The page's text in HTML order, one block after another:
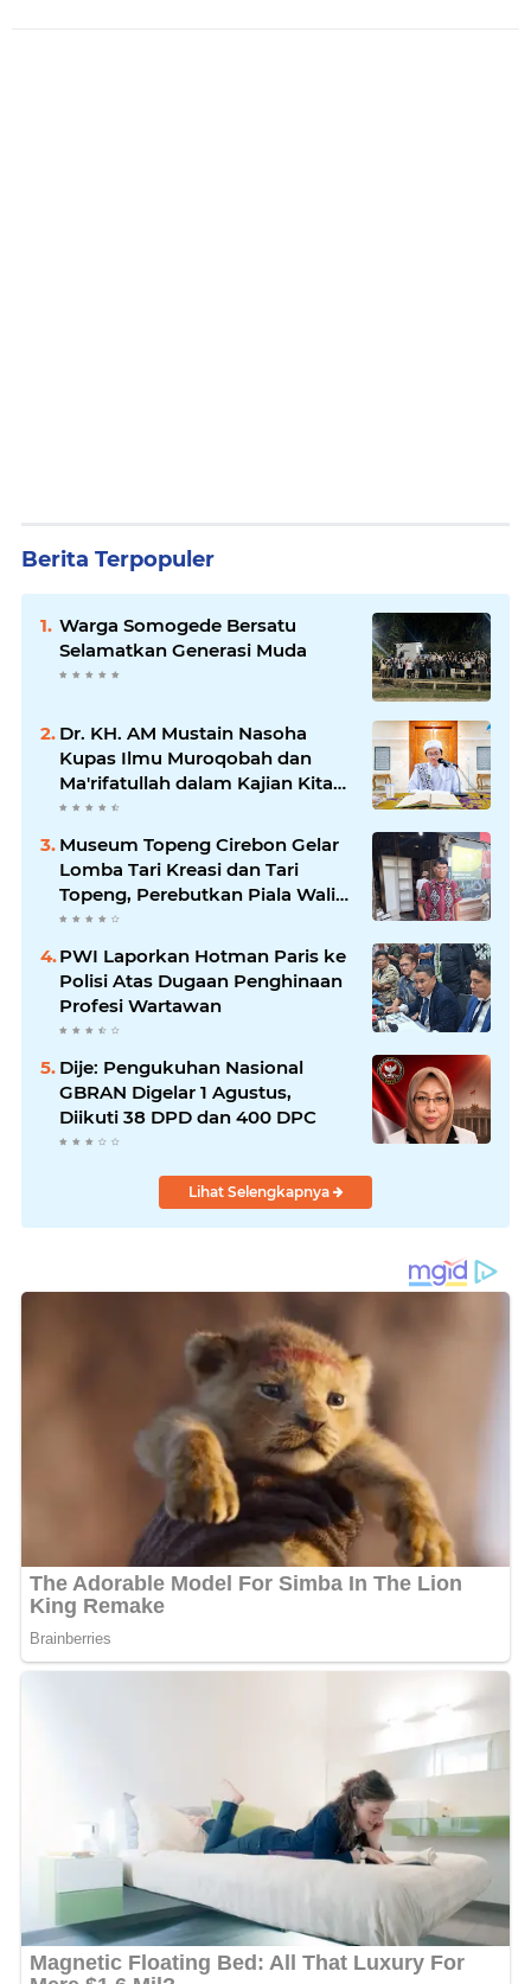
Berita Terpopuler
Warga Somogede Bersatu
Selamatkan Generasi Muda
Dr. KH. AM Mustain Nasoha
Kupas Ilmu Muroqobah dan
Ma'rifatullah dalam Kajian Kitab
Ihya' Ulumuddin
Museum Topeng Cirebon Gelar
Lomba Tari Kreasi dan Tari
Topeng, Perebutkan Piala Wali
Kota
PWI Laporkan Hotman Paris ke
Polisi Atas Dugaan Penghinaan
Profesi Wartawan
Dije: Pengukuhan Nasional
GBRAN Digelar 1 Agustus,
Diikuti 38 DPD dan 400 DPC
Lihat Selengkapnya